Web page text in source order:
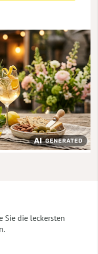
Sie die leckersten